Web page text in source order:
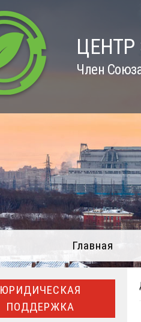
Член
Главная
ЮРИДИЧЕСКАЯ
ПОДДЕРЖКА